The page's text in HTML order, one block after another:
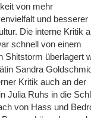
von mehr
und besserer
Die interne Kritik
schnell von einem
Shitstorm überlagert
Sandra
Kritik auch an der
Julia Ruhs in die
von Hass und